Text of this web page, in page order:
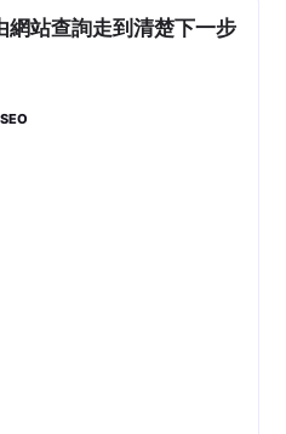
網站查詢走到清楚下一步